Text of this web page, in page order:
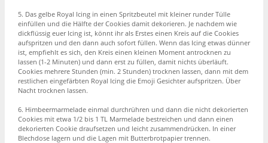
5. Das gelbe Royal Icing in einen Spritzbeutel mit kleiner runder Tülle
einfüllen und die Hälfte der Cookies damit dekorieren. Je nachdem wie
dickflüssig euer Icing ist, könnt ihr als Erstes einen Kreis auf die Cookies
aufspritzen und den dann auch sofort füllen. Wenn das Icing etwas dünner
ist, empfiehlt es sich, den Kreis einen kleinen Moment antrocknen zu
lassen (1-2 Minuten) und dann erst zu füllen, damit nichts überläuft.
Cookies mehrere Stunden (min. 2 Stunden) trocknen lassen, dann mit dem
restlichen eingefärbten Royal Icing die Emoji Gesichter aufspritzen. Über
Nacht trocknen lassen.
6. Himbeermarmelade einmal durchrühren und dann die nicht dekorierten
Cookies mit etwa 1/2 bis 1 TL Marmelade bestreichen und dann einen
dekorierten Cookie draufsetzen und leicht zusammendrücken. In einer
Blechdose lagern und die Lagen mit Butterbrotpapier trennen.